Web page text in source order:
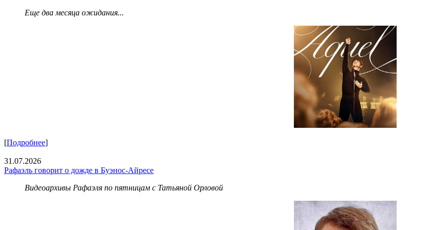
Еще два месяца ожидания...
[Подробнее]
31.07.2026
Рафаэль говорит о дожде в Буэнос-Айресе
Видеоархивы Рафаэля по пятницам с Татьяной Орловой